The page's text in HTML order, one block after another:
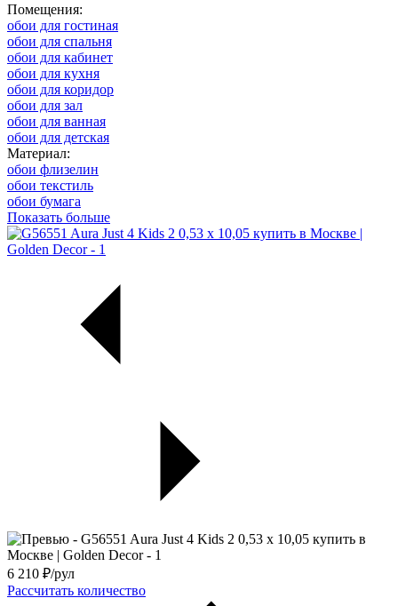
Помещения:
обои для гостиная
обои для спальня
обои для кабинет
обои для кухня
обои для коридор
обои для зал
обои для ванная
обои для детская
Материал:
обои флизелин
обои текстиль
обои бумага
Показать больше
6 210 ₽/рул
Рассчитать количество